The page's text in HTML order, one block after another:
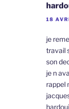
18
je
travail
son
je n
rappel